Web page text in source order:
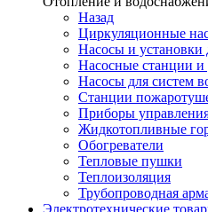
Назад
Циркуляционные
Насосы и установки
Насосные станции и
Насосы для систем
Станции
Приборы
Жидкотопливные
Обогреватели
Тепловые пушки
Теплоизоляция
Трубопроводная
Электротехнические